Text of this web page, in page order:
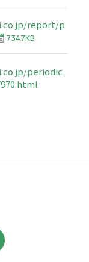
report/p
734.7KB
periodic